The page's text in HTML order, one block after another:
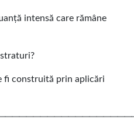
intensă care rămâne
construită prin aplicări